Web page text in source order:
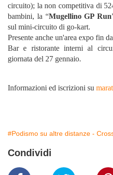
circuito); la non competitiva di
bambini, la “Mugellino GP Run
sul mini-circuito di go-kart.
Presente anche un'area expo fin
Bar e ristorante interni al
giornata del 27 gennaio.
Informazioni ed iscrizioni su
#Podismo su altre distanze -
Condividi